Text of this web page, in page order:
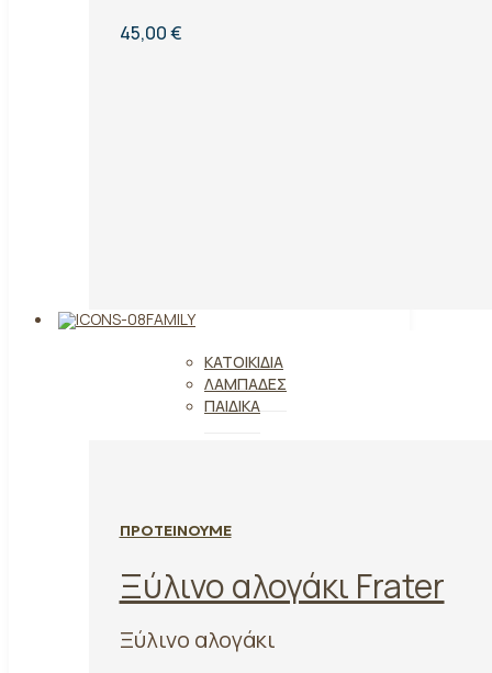
45,00 €
FAMILY
ΚΑΤΟΙΚΊΔΙΑ
ΛΑΜΠΆΔΕΣ
ΠΑΙΔΙΚΆ
ΠΡΟΤΕΙΝΟΥΜΕ
Ξύλινο αλογάκι Frater
Ξύλινο αλογάκι